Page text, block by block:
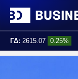
ΓΔ: 2615.07 0.25%